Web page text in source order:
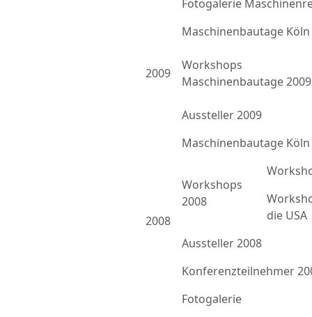
Fotogalerie
2009
Maschinenbautage Köln
Workshops
Maschinenbautage 2009
Aussteller 2009
2008
Maschinenbautage Köln
Workshops
2008
die USA
Aussteller 2008
Konferenzteilnehmer
Fotogalerie